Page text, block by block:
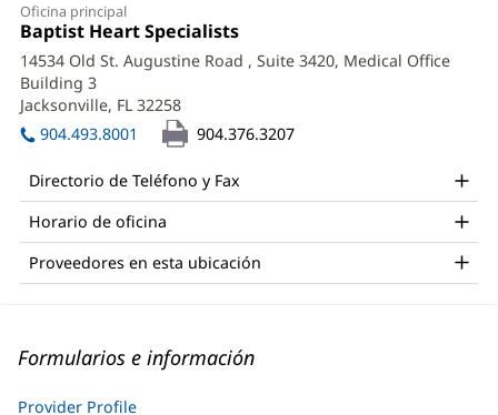
Oficina principal
Oficina
1:
Baptist Heart Specialists
abre
en
nueva)
14534 Old St. Augustine Road , Suite 3420, Medical Office
Building 3
Jacksonville, FL 32258
abre
en
ventana
904.493.8001 904.376.3207
Directorio de Teléfono y Fax
Horario de oficina
Proveedores en esta ubicación
Formularios e información
Provider Profile